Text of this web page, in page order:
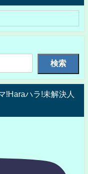
検索
!Haraハラ!未解決人